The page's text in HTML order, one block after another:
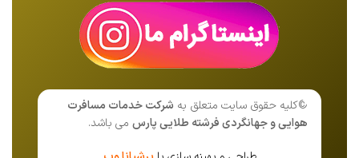
©کلیه حقوق سایت متعلق به شرکت خدمات مسافرت
هوایی و جهانگردی فرشته طلایی پارس می باشد.